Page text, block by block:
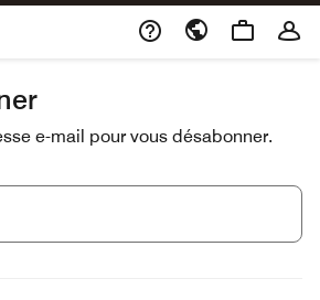
Bonvoy
e-mail pour vous désabonner.